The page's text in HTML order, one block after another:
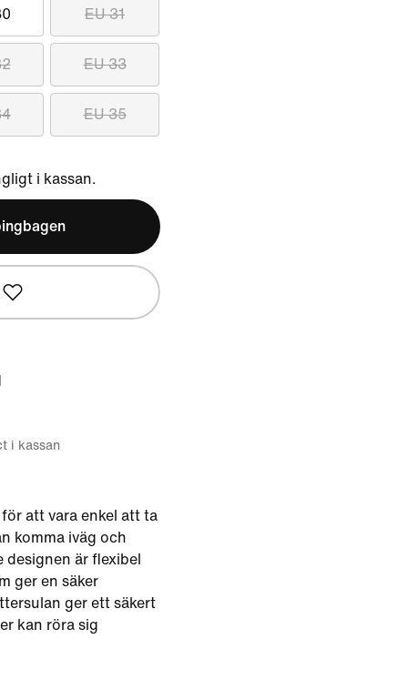
EU 31
EU 33
EU 35
i kassan.
i kassan
att vara enkel att ta
komma iväg och
designen är flexibel
ger en säker
ger ett säkert
kan röra sig